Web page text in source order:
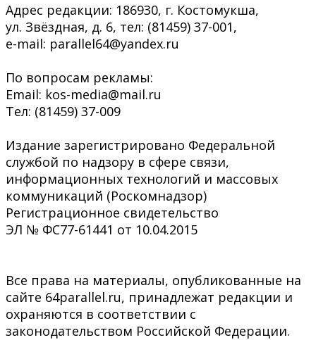
Адрес редакции: 186930, г. Костомукша,
ул. Звёздная, д. 6, тел: (81459) 37-001,
e-mail: parallel64@yandex.ru
По вопросам рекламы:
Email: kos-media@mail.ru
Тел: (81459) 37-009
Издание зарегистрировано Федеральной
службой по надзору в сфере связи,
информационных технологий и массовых
коммуникаций (Роскомнадзор)
Регистрационное свидетельство
ЭЛ № ФС77-61441 от 10.04.2015
Все права на материалы, опубликованные на
сайте 64parallel.ru, принадлежат редакции и
охраняются в соответствии с
законодательством Российской Федерации.